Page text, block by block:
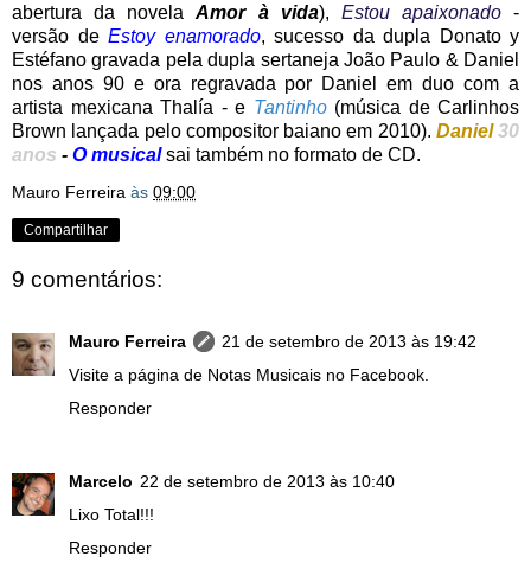
abertura da novelaAmor à vida), Estou apaixonado-
versão de Estoy enamorado, sucesso da dupla Donato y
Estéfano gravada pela dupla sertaneja João Paulo & Daniel
nos anos 90 e ora regravada por Daniel em duo com a
artista mexicana Thalía - e Tantinho(música de Carlinhos
Brown lançada pelo compositor baiano em 2010). Daniel 30
anos - O musicalsai também no formato de CD.
Mauro Ferreira às 09:00
Compartilhar
9 comentários:
Mauro Ferreira
21 de setembro de 2013 às 19:42
Visite a página de Notas Musicais no Facebook.
Responder
Marcelo 22 de setembro de 2013 às 10:40
Lixo Total!!!
Responder